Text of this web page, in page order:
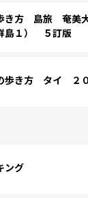
き方 島旅 奄美
島１） ５訂版
歩き方 タイ ２０
ング